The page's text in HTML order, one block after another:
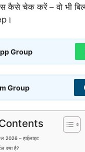
कैसे चेक करें – वो भी
Group
Group
2026 – हाईलाइट
क्या है?